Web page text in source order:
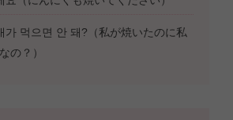
가 먹으면 안 돼?（私が焼いたのに私
の？）